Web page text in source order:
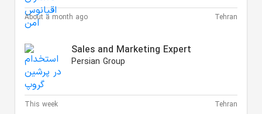
About a month ago Tehran
Sales and Marketing Expert
Persian Group
This week Tehran